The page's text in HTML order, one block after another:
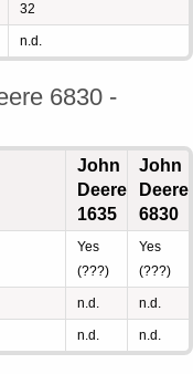
32
n.d.
6830 -
John
Deere
1635
John
Deere
6830
Yes
(???)
Yes
(???)
n.d. n.d.
n.d. n.d.